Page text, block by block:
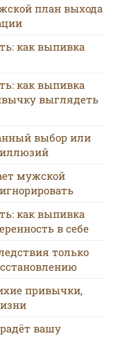
план выхода
как выпивка
как выпивка
выглядеть
выбор или
иллюзий
мужской
как выпивка
в себе
только
привычки,
вашу